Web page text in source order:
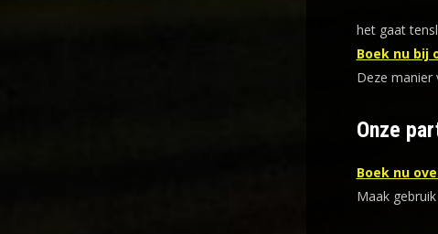
het gaat
Boek nu bij
Deze manier
Onze
Boek nu
Maak